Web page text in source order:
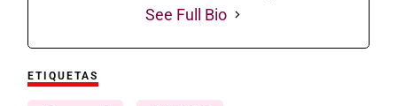
See Full Bio
ETIQUETAS